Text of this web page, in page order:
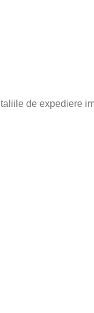
de expediere